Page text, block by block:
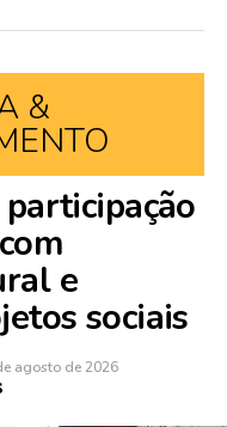
&
e
sociais
agosto de 2026